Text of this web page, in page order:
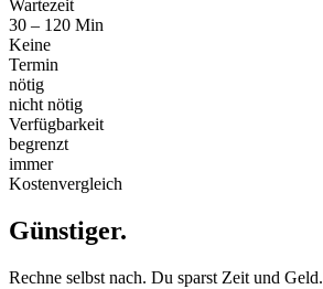
Wartezeit
30 – 120 Min
Keine
Termin
nötig
nicht nötig
Verfügbarkeit
begrenzt
immer
Kostenvergleich
Günstiger.
Rechne selbst nach. Du sparst Zeit und Geld.